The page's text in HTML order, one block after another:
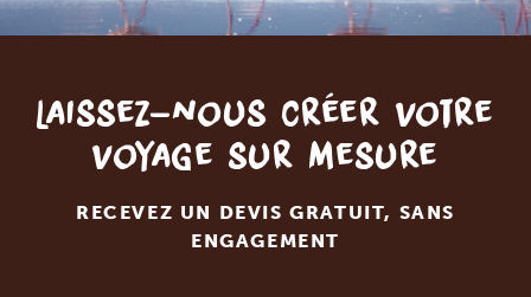
Laissez-nous créer votre
voyage sur mesure
RECEVEZ UN DEVIS GRATUIT, SANS
ENGAGEMENT